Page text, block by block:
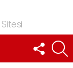
FOLLOW
US